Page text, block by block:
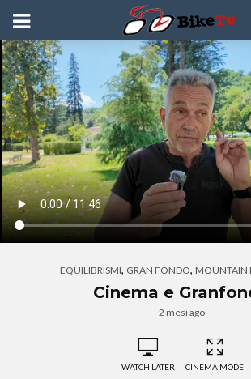
EQUILIBRISMI, GRAN FONDO, MOUNTAIN
Cinema e
2 mesi ago
WATCH LATER CINEMA MODE